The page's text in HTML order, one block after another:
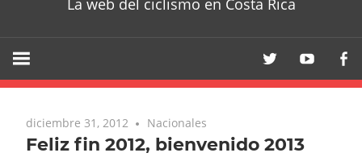
La web del ciclismo en Costa Rica
diciembre 31, 2012 Nacionales
Feliz fin 2012, bienvenido 2013